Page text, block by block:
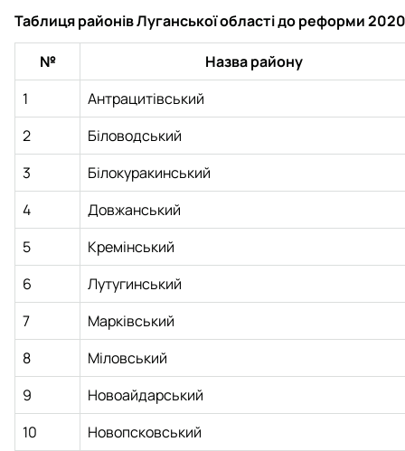
Таблиця районів Луганської області до реформи
№
Назва району
1
Антрацитівський
2
Біловодський
3
Білокуракинський
4
Довжанський
5
Кремінський
6
Лутугинський
7
Марківський
8
Міловський
9
Новоайдарський
10
Новопсковський